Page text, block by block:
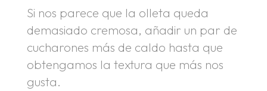
Si nos parece que la olleta queda
demasiado cremosa, añadir un par de
cucharones más de caldo hasta que
obtengamos la textura que más nos
gusta.